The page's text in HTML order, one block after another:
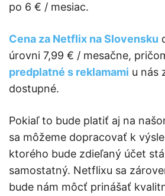
po 6 € / mesiac.
Cena za Netflix na Slovensku
úrovni 7,99 € / mesačne,
predplatné s reklamami u nás
dostupné.
Pokiaľ to bude platiť aj na
sa môžeme dopracovať k
ktorého bude zdieľaný účet
samostatný. Netflixu sa
bude nám môcť prinášať